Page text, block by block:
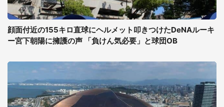
顔面付近の155キロ直球にヘルメット叩きつけたDeNAルーキ
ー宮下朝陽に擁護の声 「負けん気必要」と球団OB